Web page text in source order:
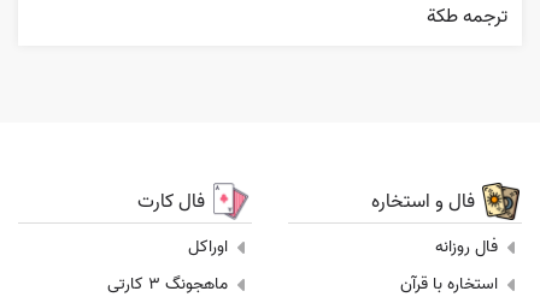
ترجمه طکة
فال و استخاره
فال روزانه
استخاره با قرآن
فال کارت
اوراکل
ماهجونگ 3 کارتی